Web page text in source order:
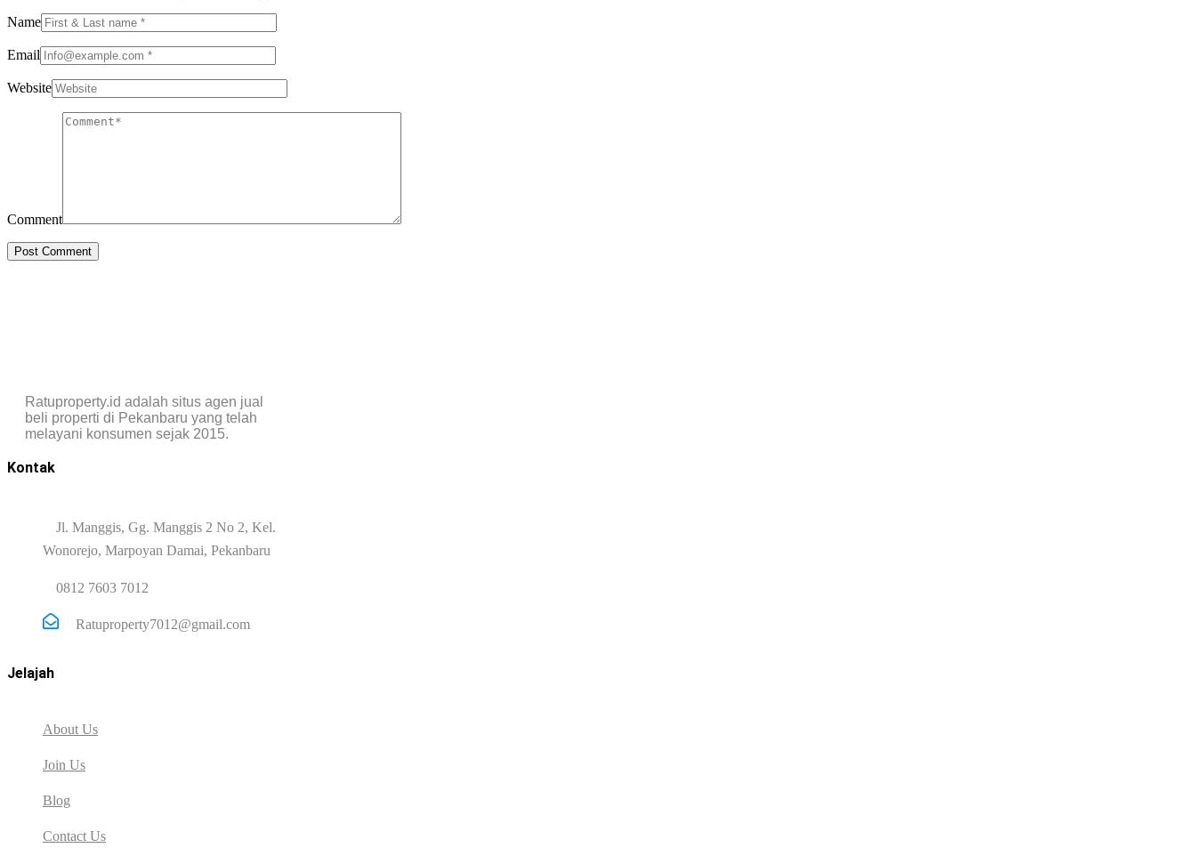
Name
Email
Website
Comment
Ratuproperty.id adalah situs agen jual
beli properti di Pekanbaru yang telah
melayani konsumen sejak 2015.
Kontak
Jl. Manggis, Gg. Manggis 2 No 2, Kel.
Wonorejo, Marpoyan Damai, Pekanbaru
0812 7603 7012
Ratuproperty7012@gmail.com
Jelajah
About Us
Join Us
Blog
Contact Us